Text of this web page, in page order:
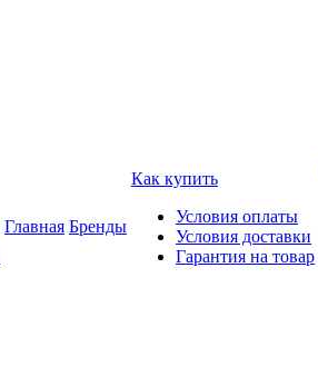
Главная Бренды
Как купить
Условия оплаты
Условия доставки
Гарантия на товар